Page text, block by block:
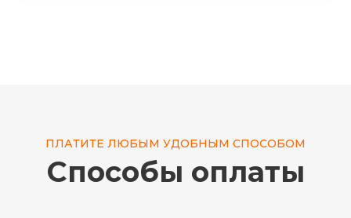
ПЛАТИТЕ ЛЮБЫМ УДОБНЫМ СПОСОБОМ
Способы оплаты